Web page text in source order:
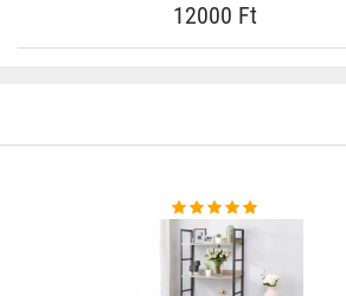
12000 Ft